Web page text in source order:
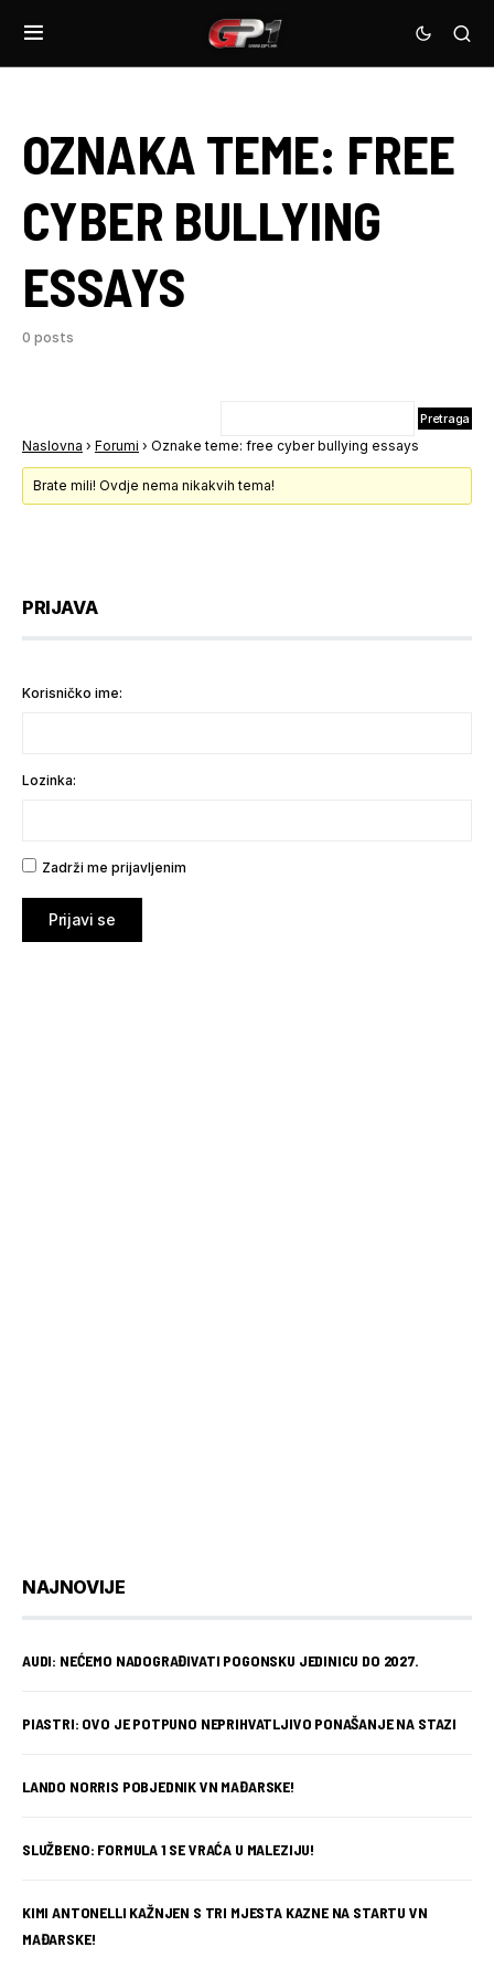
OZNAKA TEME: FREE
CYBER BULLYING
ESSAYS
0 posts
Naslovna › Forumi › Oznake teme: free cyber bullying essays
Brate mili! Ovdje nema nikakvih tema!
PRIJAVA
Korisničko ime:
Lozinka:
Zadrži me prijavljenim
Prijavi se
NAJNOVIJE
AUDI: NEĆEMO NADOGRAĐIVATI POGONSKU JEDINICU DO 2027.
PIASTRI: OVO JE POTPUNO NEPRIHVATLJIVO PONAŠANJE NA STAZI
LANDO NORRIS POBJEDNIK VN MAĐARSKE!
SLUŽBENO: FORMULA 1 SE VRAĆA U MALEZIJU!
KIMI ANTONELLI KAŽNJEN S TRI MJESTA KAZNE NA STARTU VN
MAĐARSKE!